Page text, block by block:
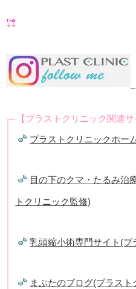
【プラストクリニック関連サ
プラストクリニックホー
目の下のクマ・たるみ治
トクリニック監修)
乳頭縮小術専門サイト(プ
まぶたのブログ(プラスト